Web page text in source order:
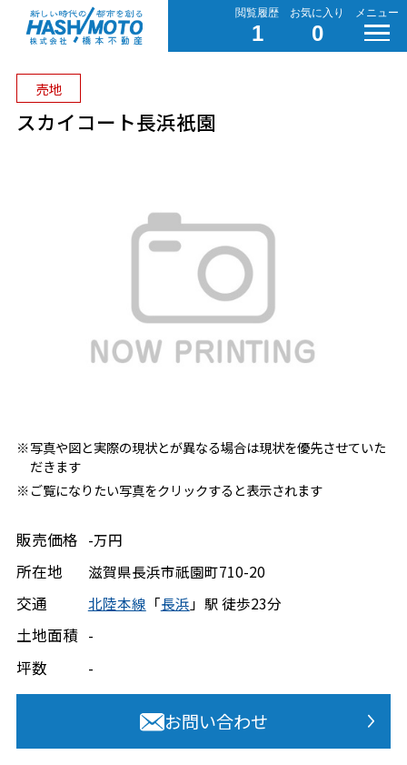
閲覧履歴
1
お気に入り
0
メニュー
売地
スカイコート長浜衹園
写真や図と実際の現状とが異なる場合は現状を優先させていた
だきます
ご覧になりたい写真をクリックすると表示されます
販売価格 -万円
所在地 滋賀県長浜市祇園町710-20
交通 北陸本線 「長浜 」駅 徒歩23分
土地面積 -
坪数 -
お問い合わせ